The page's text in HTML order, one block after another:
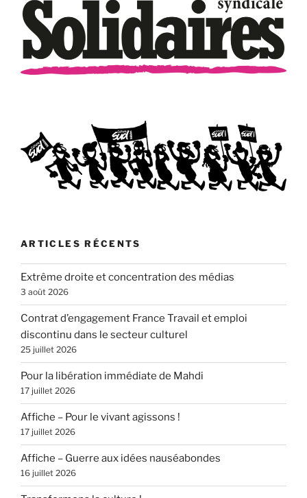
ARTICLES RÉCENTS
Extrême droite et concentration des médias
3 août 2026
Contrat d’engagement France Travail et emploi
discontinu dans le secteur culturel
25 juillet 2026
Pour la libération immédiate de Mahdi
17 juillet 2026
Affiche – Pour le vivant agissons !
17 juillet 2026
Affiche – Guerre aux idées nauséabondes
16 juillet 2026